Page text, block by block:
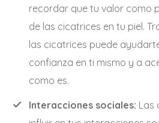
recordar que tu valor como
de las cicatrices en tu piel.
las cicatrices puede
confianza en ti mismo y a
como es.
Interacciones sociales: Las